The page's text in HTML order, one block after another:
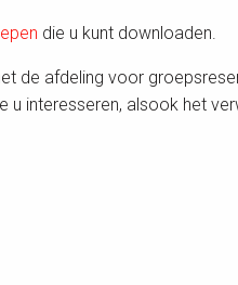
die u kunt downloaden.
de afdeling voor
u interesseren, alsook het